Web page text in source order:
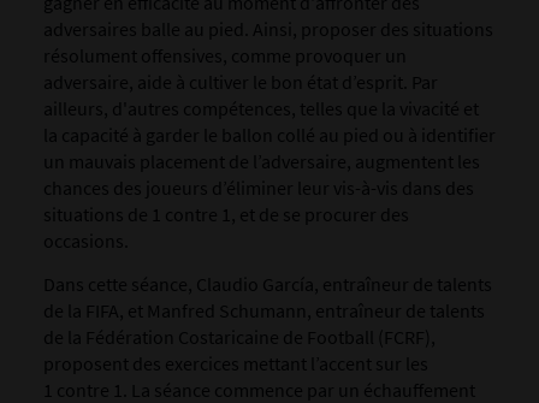
adversaires balle au pied. Ainsi, proposer des situations
résolument offensives, comme provoquer un
adversaire, aide à cultiver le bon état d’esprit. Par
ailleurs, d'autres compétences, telles que la vivacité et
la capacité à garder le ballon collé au pied ou à identifier
un mauvais placement de l’adversaire, augmentent les
chances des joueurs d’éliminer leur vis-à-vis dans des
situations de 1 contre 1, et de se procurer des
occasions.
Dans cette séance, Claudio García, entraîneur de talents
de la FIFA, et Manfred Schumann, entraîneur de talents
de la Fédération Costaricaine de Football (FCRF),
proposent des exercices mettant l’accent sur les
1 contre 1. La séance commence par un échauffement